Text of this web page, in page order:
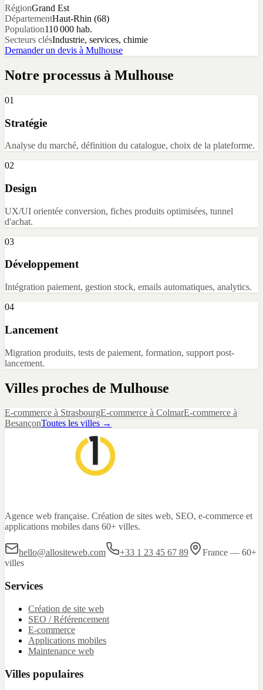
RégionGrand Est
DépartementHaut-Rhin (68)
Population110 000 hab.
Secteurs clésIndustrie, services, chimie
Demander un devis à Mulhouse
Notre processus à Mulhouse
01
Stratégie
Analyse du marché, définition du catalogue, choix de la plateforme.
02
Design
UX/UI orientée conversion, fiches produits optimisées, tunnel
d'achat.
03
Développement
Intégration paiement, gestion stock, emails automatiques, analytics.
04
Lancement
Migration produits, tests de paiement, formation, support post-
lancement.
Villes proches de Mulhouse
E-commerce à StrasbourgE-commerce à ColmarE-commerce à
BesançonToutes les villes →
Agence web française. Création de sites web, SEO, e-commerce et
applications mobiles dans 60+ villes.
hello@allositeweb.com +33 1 23 45 67 89
France — 60+
villes
Services
Création de site web
SEO / Référencement
E-commerce
Applications mobiles
Maintenance web
Villes populaires